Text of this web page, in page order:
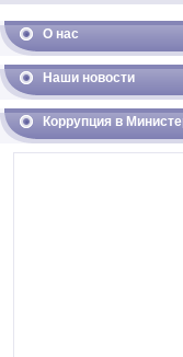
О нас
Наши новости
Коррупция в